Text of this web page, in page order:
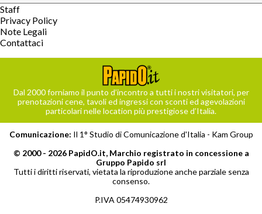
Staff
Privacy Policy
Note Legali
Contattaci
Dal 2000 forniamo il punto d’incontro a tutti i nostri visitatori, per
prenotazioni cene, tavoli ed ingressi con sconti ed agevolazioni
particolari nelle location più prestigiose d’Italia.
Comunicazione: Il 1° Studio di Comunicazione d'Italia - Kam Group
© 2000 - 2026 PapidO.it, Marchio registrato in concessione a
Gruppo Papido srl
Tutti i diritti riservati, vietata la riproduzione anche parziale senza
consenso.
P.IVA 05474930962